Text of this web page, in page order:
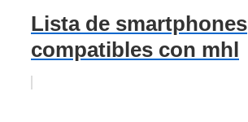
Lista de smartphones
compatibles con mhl